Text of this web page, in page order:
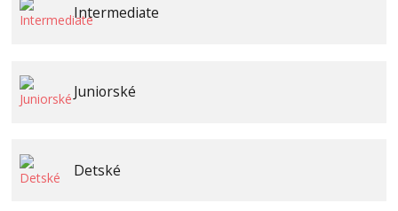
Intermediate
Juniorské
Detské